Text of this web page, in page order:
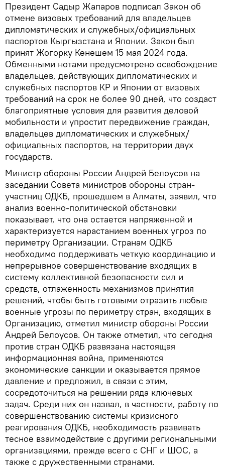
Президент Садыр Жапаров подписал Закон об
отмене визовых требований для владельцев
дипломатических и служебных/официальных
паспортов Кыргызстана и Японии. Закон был
принят Жогорку Кенешем 15 мая 2024 года.
Обменными нотами предусмотрено освобождение
владельцев, действующих дипломатических и
служебных паспортов КР и Японии от визовых
требований на срок не более 90 дней, что создаст
благоприятные условия для развития деловой
мобильности и упростит передвижение граждан,
владельцев дипломатических и служебных/
официальных паспортов, на территории двух
государств.
Министр обороны России Андрей Белоусов на
заседании Совета министров обороны стран-
участниц ОДКБ, прошедшем в Алматы, заявил, что
анализ военно-политической обстановки
показывает, что она остается напряженной и
характеризуется нарастанием военных угроз по
периметру Организации. Странам ОДКБ
необходимо поддерживать четкую координацию и
непрерывное совершенствование входящих в
систему коллективной безопасности сил и
средств, отлаженность механизмов принятия
решений, чтобы быть готовыми отразить любые
военные угрозы по периметру стран, входящих в
Организацию, отметил министр обороны России
Андрей Белоусов. Он также отметил, что сегодня
против стран ОДКБ развязана настоящая
информационная война, применяются
экономические санкции и оказывается прямое
давление и предложил, в связи с этим,
сосредоточиться на решении ряда ключевых
задач. Среди них он назвал, в частности, работу по
совершенствованию системы кризисного
реагирования ОДКБ, необходимость развивать
тесное взаимодействие с другими региональными
организациями, прежде всего с СНГ и ШОС, а
также с дружественными странами.